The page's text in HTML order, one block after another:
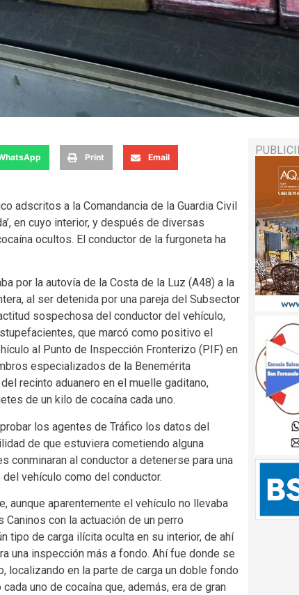
Print Email
adscritos a la Comandancia de la Guardia Civil
en cuyo interior, y después de diversas
ocultos. El conductor de la furgoneta ha
por la autovía de la Costa de la Luz (A48) a la
al ser detenida por una pareja del Subsector
sospechosa del conductor del vehículo,
que marcó como positivo el
al Punto de Inspección Fronterizo (PIF) en
especializados de la Benemérita
recinto aduanero en el muelle gaditano,
de un kilo de cocaína cada uno.
los agentes de Tráfico los datos del
de que estuviera cometiendo alguna
conminaran al conductor a detenerse para una
vehículo como del conductor.
aunque aparentemente el vehículo no llevaba
Caninos con la actuación de un perro
tipo de carga ilícita oculta en su interior, de ahí
una inspección más a fondo. Ahí fue donde se
localizando en la parte de carga un doble fondo
uno de cocaína que, además, era de gran